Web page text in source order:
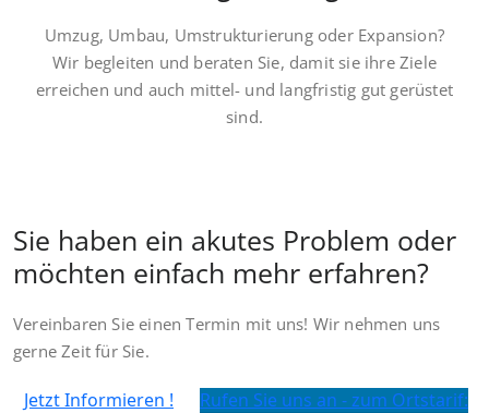
Umzug, Umbau, Umstrukturierung oder Expansion?
Wir begleiten und beraten Sie, damit sie ihre Ziele
erreichen und auch mittel- und langfristig gut gerüstet
sind.
Sie haben ein akutes Problem oder
möchten einfach mehr erfahren?
Vereinbaren Sie einen Termin mit uns! Wir nehmen uns
gerne Zeit für Sie.
Jetzt Informieren !
Rufen Sie uns an - zum Ortstarif: